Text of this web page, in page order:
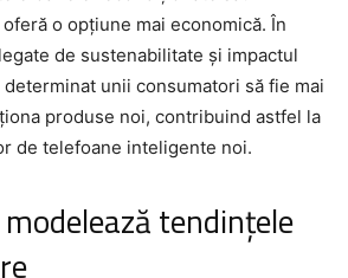
o opțiune mai economică. În
de sustenabilitate și impactul
unii consumatori să fie mai
produse noi, contribuind astfel la
de telefoane inteligente noi.
tendințele